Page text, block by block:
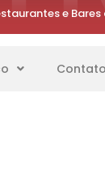
e
Contato